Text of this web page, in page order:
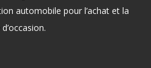
automobile pour l’achat et la